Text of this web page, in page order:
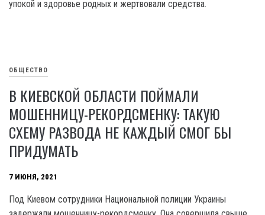
упокой и здоровье родных и жертвовали средства.
ОБЩЕСТВО
В КИЕВСКОЙ ОБЛАСТИ ПОЙМАЛИ
МОШЕННИЦУ-РЕКОРДСМЕНКУ: ТАКУЮ
СХЕМУ РАЗВОДА НЕ КАЖДЫЙ СМОГ БЫ
ПРИДУМАТЬ
7 ИЮНЯ, 2021
Под Киевом сотрудники Национальной полиции Украины